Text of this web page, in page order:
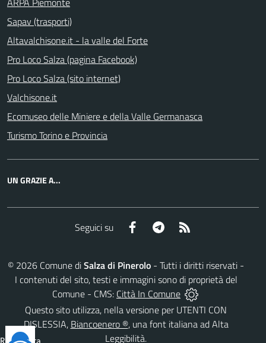
Sapav (trasporti)
Altavalchisone.it - la valle del Forte
Pro Loco Salza (pagina Facebook)
Pro Loco Salza (sito internet)
Valchisone.it
Ecomuseo delle Miniere e della Valle Germanasca
Turismo Torino e Provincia
UN GRAZIE A...
Seguici su Facebook Telegram
© 2026 Comune diSalza di Pinerolo - Tutti i diritti riservati -
I contenuti del sito, testi e immagini sono di proprietà del
Comune - CMS: Città In Comune
Questo sito utilizza, nella versione per UTENTI CON
DISLESSIA, Biancoenero ®, una font italiana ad Alta
Leggibilità.